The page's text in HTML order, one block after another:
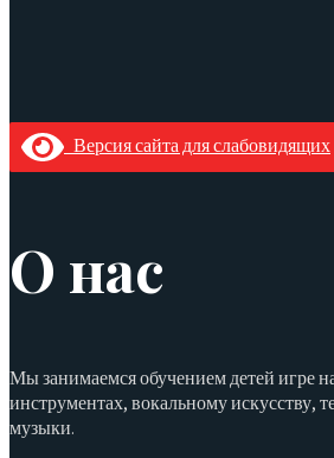
Версия сайта для слабовидящих
О нас
Мы занимаемся обучением детей игре
инструментах, вокальному искусству,
музыки.